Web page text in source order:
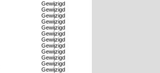
Gewijzigd
Gewijzigd
Gewijzigd
Gewijzigd
Gewijzigd
Gewijzigd
Gewijzigd
Gewijzigd
Gewijzigd
Gewijzigd
Gewijzigd
Gewijzigd